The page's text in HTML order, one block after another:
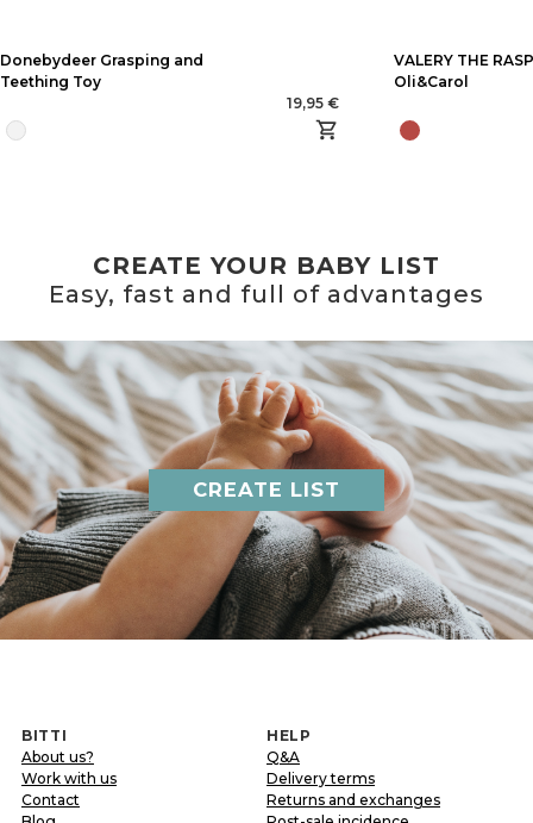
Donebydeer Grasping and
Teething Toy
19,95 €
VALERY THE
Oli&Carol
CREATE YOUR BABY LIST
Easy, fast and full of advantages
CREATE LIST
BITTI
About us?
Work with us
Contact
HELP
Q&A
Delivery terms
Returns and exchanges